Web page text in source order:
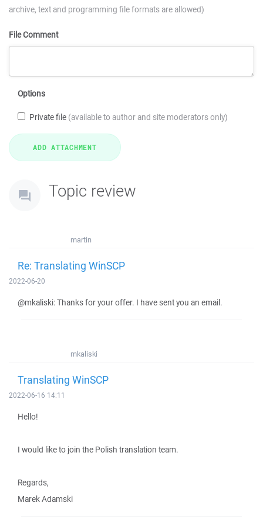
archive, text and programming file formats are allowed)
File Comment
Options
Private file (available to author and site moderators only)
Topic review
martin
Re: Translating WinSCP
2022-06-20
@mkaliski: Thanks for your offer. I have sent you an email.
mkaliski
Translating WinSCP
2022-06-16 14:11
Hello!
I would like to join the Polish translation team.
Regards,
Marek Adamski